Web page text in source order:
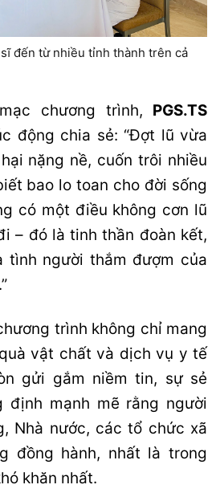
đến từ nhiều tỉnh thành trên cả
chương trình, PGS.TS
động chia sẻ: “Đợt lũ vừa
nặng nề, cuốn trôi nhiều
bao lo toan cho đời sống
có một điều không cơn lũ
– đó là tinh thần đoàn kết,
tình người thắm đượm của
trình không chỉ mang
vật chất và dịch vụ y tế
gửi gắm niềm tin, sự sẻ
định mạnh mẽ rằng người
Nhà nước, các tổ chức xã
đồng hành, nhất là trong
khăn nhất.